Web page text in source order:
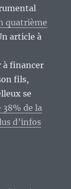
quatrième
article à
à financer
fils,
se
38% de la
d’infos